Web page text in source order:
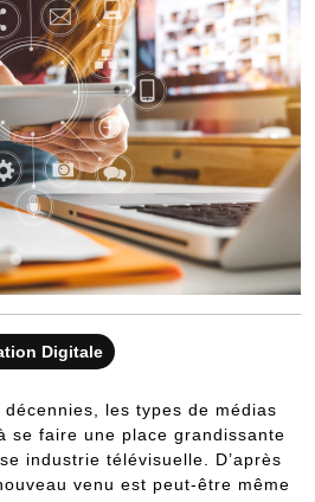
Digitale
les types de médias
se faire une place grandissante
industrie télévisuelle. D’après
venu est peut-être même